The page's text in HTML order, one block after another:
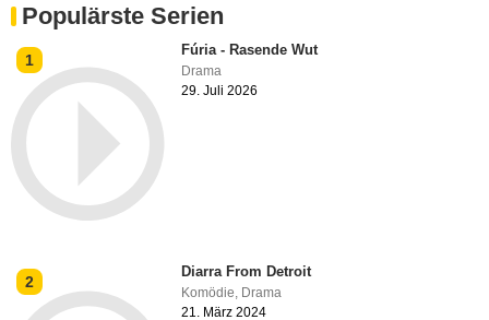
Populärste Serien
1
Fúria - Rasende Wut
Drama
29. Juli 2026
2
Diarra From Detroit
Komödie, Drama
21. März 2024